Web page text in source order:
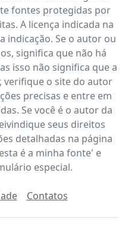
fontes protegidas por
A licença indicada na
indicação. Se o autor ou
significa que não há
isso não significa que a
verifique o site do autor
precisas e entre em
Se você é o autor da
seus direitos
detalhadas na página
é a minha fonte' e
especial.
Contatos